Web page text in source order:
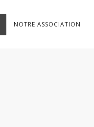
NOTRE ASSOCIATION